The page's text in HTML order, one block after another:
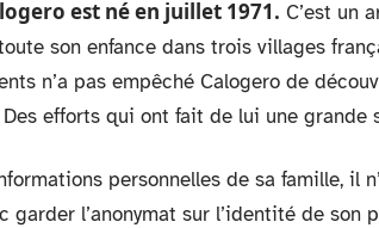
est né en juillet 1971. C’est un
son enfance dans trois villages
n’a pas empêché Calogero de
efforts qui ont fait de lui une grande
personnelles de sa famille, il
garder l’anonymat sur l’identité de son